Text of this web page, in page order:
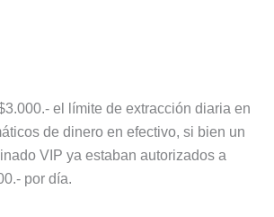
el límite de extracción diaria en
de dinero en efectivo, si bien un
VIP ya estaban autorizados a
por día.